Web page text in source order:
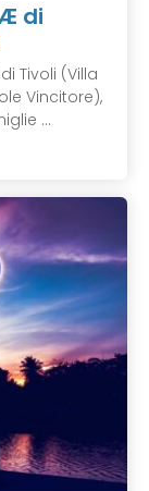
di
Tivoli (Villa
Vincitore),
...